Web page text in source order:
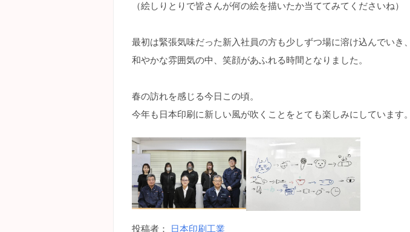
（絵しりとりで皆さんが何の絵を描いたか当ててみてくださいね）
最初は緊張気味だった新入社員の方も少しずつ場に溶け込んでいき、
和やかな雰囲気の中、笑顔があふれる時間となりました。
春の訪れを感じる今日この頃。
今年も日本印刷に新しい風が吹くことをとても楽しみにしています。
投稿者：
日本印刷工業